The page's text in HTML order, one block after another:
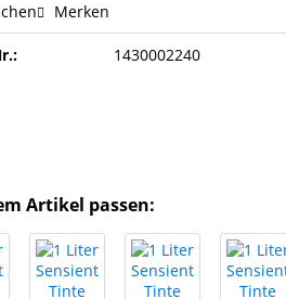
Merken
1430002240
Artikel passen: